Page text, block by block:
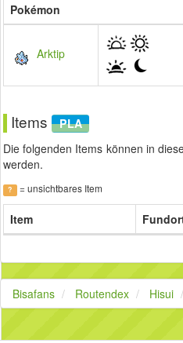
Pokémon
Arktip
Items
PLA
Die folgenden Items können in
werden.
? = unsichtbares Item
Item
Bisafans Routendex Hisui